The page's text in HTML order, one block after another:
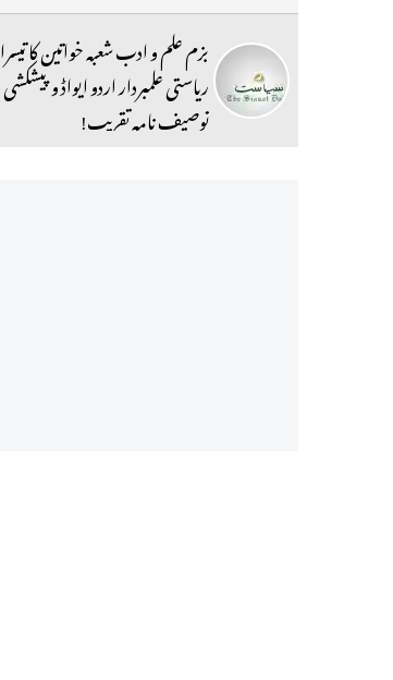
بزم علم و ادب شعبہ خواتین کا تیسرا
ریاستی علمبردار اردو ایواڈ و پیشکشی
توصیف نامہ تقریب!